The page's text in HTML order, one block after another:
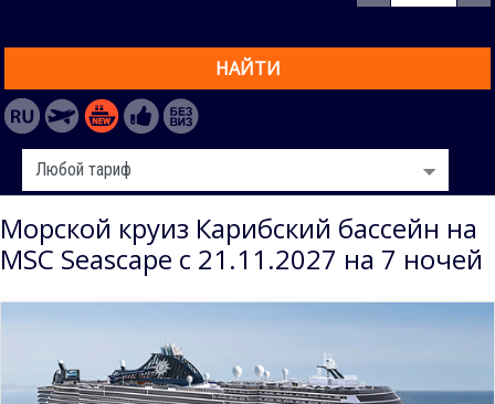
НАЙТИ
Морской круиз Карибский бассейн на
MSC Seascape с 21.11.2027 на 7 ночей